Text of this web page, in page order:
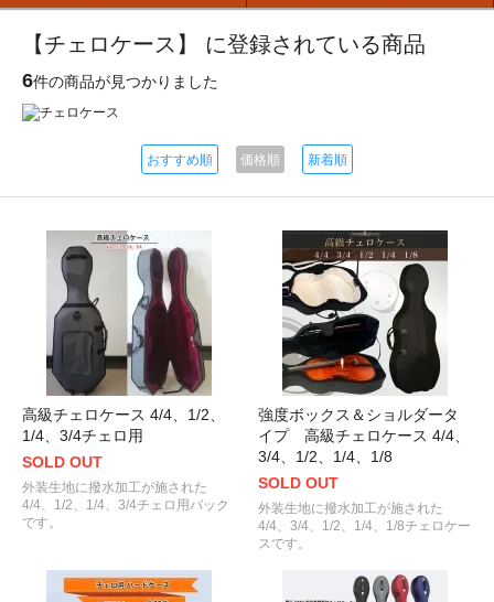
【チェロケース】 に登録されている商品
6件の商品が見つかりました
おすすめ順 価格順 新着順
高級チェロケース 4/4、1/2、
1/4、3/4チェロ用
SOLD OUT
外装生地に撥水加工が施された
4/4、1/2、1/4、3/4チェロ用バック
です。
強度ボックス＆ショルダータ
イプ 高級チェロケース 4/4、
3/4、1/2、1/4、1/8
SOLD OUT
外装生地に撥水加工が施された
4/4、3/4、1/2、1/4、1/8チェロケー
スです。